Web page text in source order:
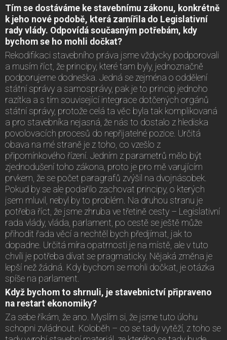
Tím se dostáváme ke stavebnímu zákonu, konkrétně
k jeho nové podobě, která zamířila do Legislativní
rady vlády. Odpovídá současným potřebám, kdy
bychom se ho mohli dočkat?
Rekodifikaci stavebního práva jsme vždycky podporovali
a musím říct, že principy, které tam byly, jednoznačně
podporujeme dodneška. Jedná se zejména o oddělení
státní správy a samosprávy, pak je to princip jednoho
razítka a s tím související integrace dotčených orgánů
státní správy, protože celá ta věc byla tak komplikovaná
a pro stavebníka nejasná, že nás to dostalo z hlediska
povolovacích procesů do nepřijatelné pozice. Určitá
obava na mé straně je z toho, co vzešlo z
připomínkového řízení. Jedním z parametrů mělo být
zjednodušení toho zákona, proto je pro mě varujícím
prvkem, že se počet paragrafů zvýšil na dvojnásobek.
Pokud by se ale podařilo zachovat principy, o kterých
jsem mluvil, nebyl by to problém. Na druhou stranu je
potřeba říct, že jsme zhruba ve třetině cesty – Legislativní
rada vlády, vláda, parlament, po cestě se ještě může
přihodit řada věcí a nechtěl bych předjímat, jak to
dopadne. Určitá míra opatrnosti je na místě, ale v tuto
chvíli je potřeba dívat se pragmaticky. Nějaká změna je
lepší než žádná. Kdy bychom se mohli dočkat, je otázka
spíše na parlament.
Když bychom to shrnuli, je stavebnictví připraveno
na restart ekonomiky?
Za sebe říkám, že ano. Myslím si, že jsme tuto úlohu
schopni zvládnout. Koloběh – co se tady vytěží, z toho se